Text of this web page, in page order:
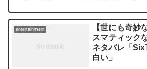
entertainment
【世にも奇妙
スマティック
ネタバレ「
白い」